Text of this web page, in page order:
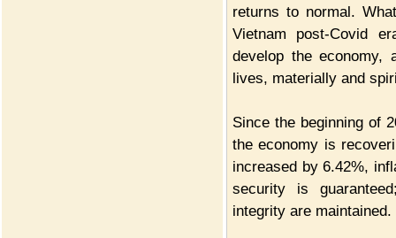
returns to normal.
Vietnam post-Covid
develop the economy,
lives, materially and
Since the beginning of
the economy is
increased by 6.42%,
security is
integrity are maintained.